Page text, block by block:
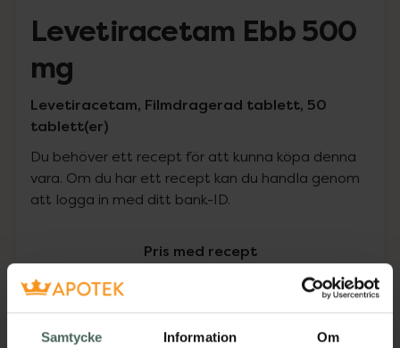
Samtycke Information Om
Levetiracetam Ebb 500
mg
Levetiracetam, Filmdragerad tablett, 50
tablett(er)
Du behöver ett recept för att kunna köpa denna
vara. Om du har ett recept kan du handla genom
att logga in med ditt bank-ID.
Pris med recept
275,02 kr